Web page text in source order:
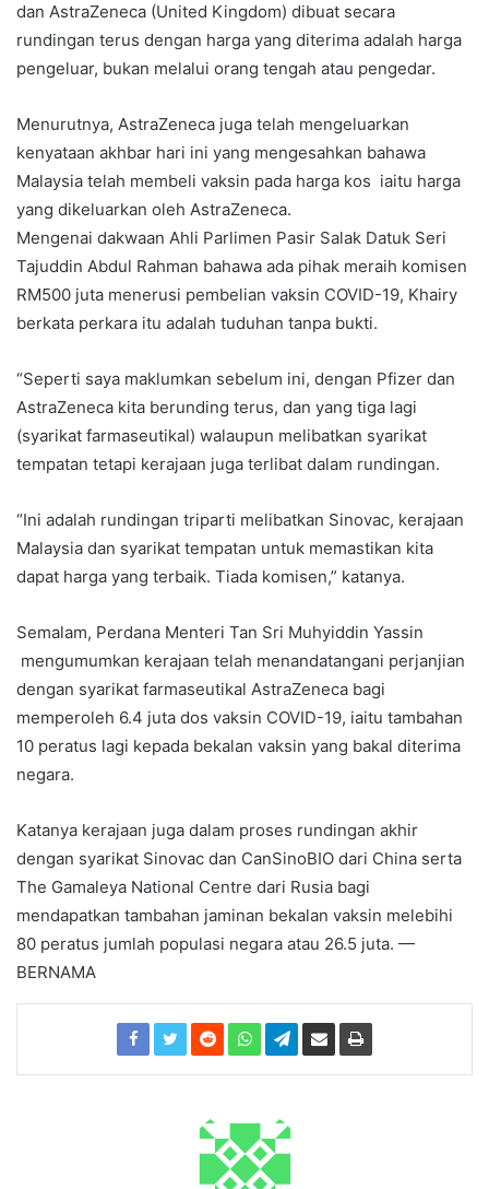
dan AstraZeneca (United Kingdom) dibuat secara
rundingan terus dengan harga yang diterima adalah harga
pengeluar, bukan melalui orang tengah atau pengedar.
Menurutnya, AstraZeneca juga telah mengeluarkan
kenyataan akhbar hari ini yang mengesahkan bahawa
Malaysia telah membeli vaksin pada harga kos iaitu harga
yang dikeluarkan oleh AstraZeneca.
Mengenai dakwaan Ahli Parlimen Pasir Salak Datuk Seri
Tajuddin Abdul Rahman bahawa ada pihak meraih komisen
RM500 juta menerusi pembelian vaksin COVID-19, Khairy
berkata perkara itu adalah tuduhan tanpa bukti.
“Seperti saya maklumkan sebelum ini, dengan Pfizer dan
AstraZeneca kita berunding terus, dan yang tiga lagi
(syarikat farmaseutikal) walaupun melibatkan syarikat
tempatan tetapi kerajaan juga terlibat dalam rundingan.
“Ini adalah rundingan triparti melibatkan Sinovac, kerajaan
Malaysia dan syarikat tempatan untuk memastikan kita
dapat harga yang terbaik. Tiada komisen,” katanya.
Semalam, Perdana Menteri Tan Sri Muhyiddin Yassin
mengumumkan kerajaan telah menandatangani perjanjian
dengan syarikat farmaseutikal AstraZeneca bagi
memperoleh 6.4 juta dos vaksin COVID-19, iaitu tambahan
10 peratus lagi kepada bekalan vaksin yang bakal diterima
negara.
Katanya kerajaan juga dalam proses rundingan akhir
dengan syarikat Sinovac dan CanSinoBIO dari China serta
The Gamaleya National Centre dari Rusia bagi
mendapatkan tambahan jaminan bekalan vaksin melebihi
80 peratus jumlah populasi negara atau 26.5 juta. —
BERNAMA